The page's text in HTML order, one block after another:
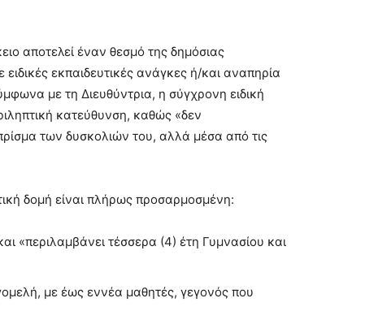
αποτελεί έναν θεσμό της δημόσιας
εκπαιδευτικές ανάγκες ή/και αναπηρία
με τη Διευθύντρια, η σύγχρονη ειδική
κατεύθυνση, καθώς «δεν
των δυσκολιών του, αλλά μέσα από τις
δομή είναι πλήρως προσαρμοσμένη:
«περιλαμβάνει τέσσερα (4) έτη Γυμνασίου και
με έως εννέα μαθητές, γεγονός που